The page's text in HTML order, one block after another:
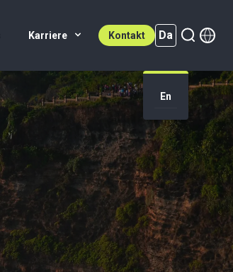
Karriere Kontakt Da
Da (active)
En